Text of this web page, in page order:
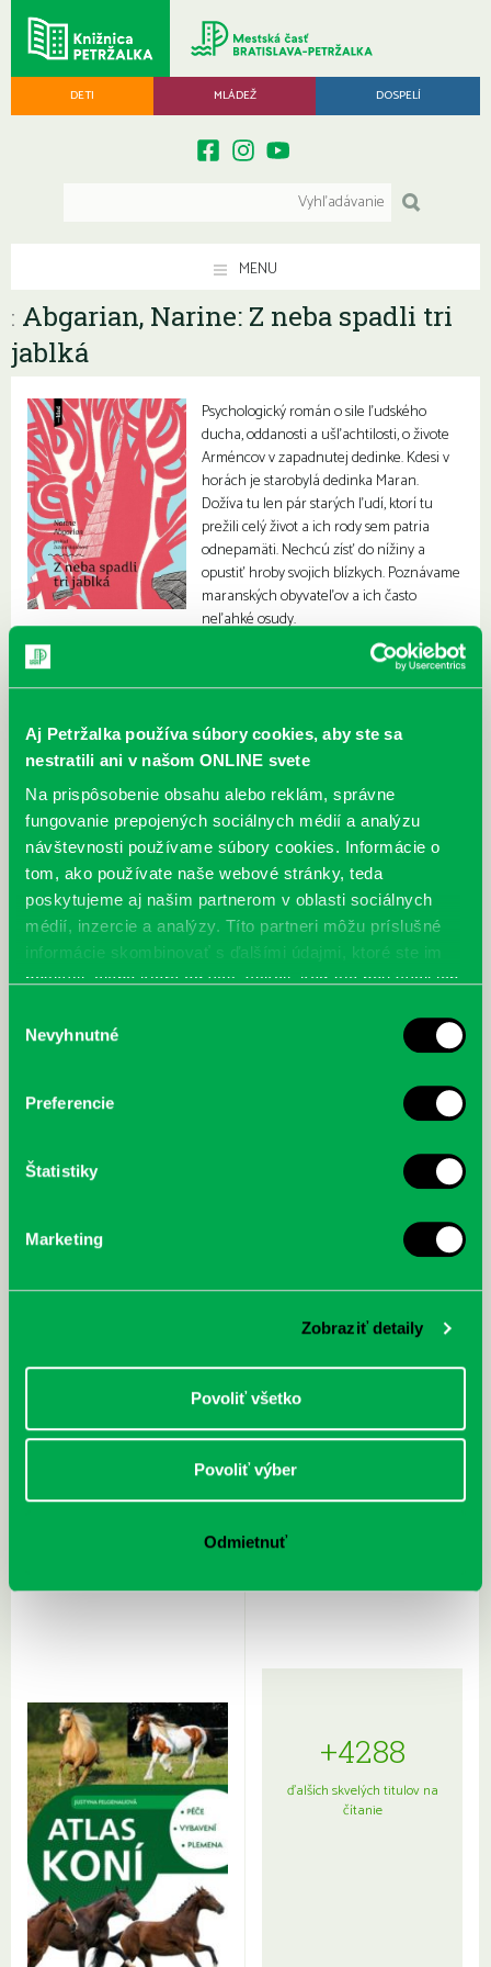
Aj Petržalka používa súbory cookies, aby ste sa
nestratili ani v našom ONLINE svete
Na prispôsobenie obsahu alebo reklám, správne
fungovanie prepojených sociálnych médií a analýzu
návštevnosti používame súbory cookies. Informácie o
tom, ako používate naše webové stránky, teda
poskytujeme aj našim partnerom v oblasti sociálnych
médií, inzercie a analýzy. Títo partneri môžu príslušné
informácie skombinovať s ďalšími údajmi, ktoré ste im
poskytli, alebo ktoré od vás získali, keď ste používali ich
súhlasu
Nevyhnutné
Preferencie
Štatistiky
Marketing
Zobraziť detaily
Povoliť všetko
Povoliť výber
Odmietnuť
DETI MLÁDEŽ DOSPELÍ
MENU
: Abgarian, Narine: Z neba spadli tri
jablká
Psychologický román o sile ľudského
ducha, oddanosti a ušľachtilosti, o živote
Arméncov v zapadnutej dedinke. Kdesi v
horách je starobylá dedinka Maran.
Dožíva tu len pár starých ľudí, ktorí tu
prežili celý život a ich rody sem patria
odnepamäti. Nechcú zísť do nížiny a
opustiť hroby svojich blízkych. Poznávame
maranských obyvateľov a ich často
neľahké osudy.
cyklistu modernej doby:
Rudź, Przemyslaw: Atlas hviezd:
Hardy, Paula: Japonsko na tanieri:
+4288
ďalších skvelých titulov na
čítanie